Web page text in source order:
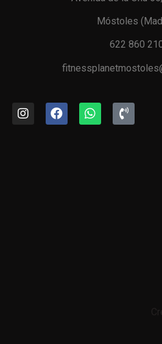
Móstoles
622 860